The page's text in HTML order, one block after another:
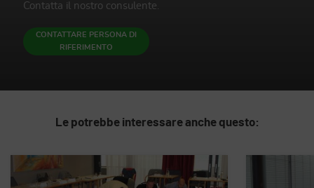
Contatta il nostro consulente.
CONTATTARE PERSONA DI
RIFERIMENTO
Le potrebbe interessare anche questo: